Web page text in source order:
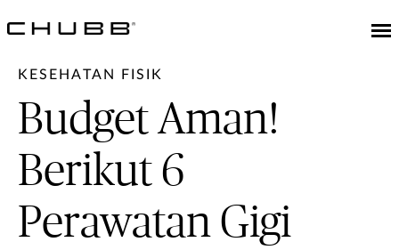
KESEHATAN FISIK
Budget Aman!
Berikut 6
Perawatan Gigi